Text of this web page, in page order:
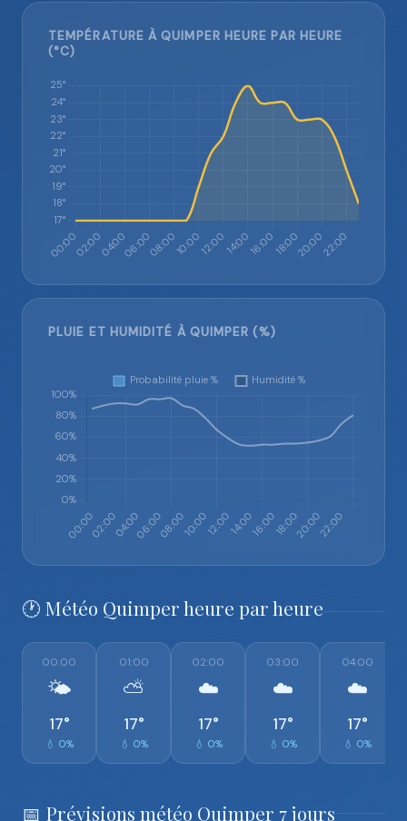
TEMPÉRATURE À QUIMPER HEURE PAR HEURE
(°C)
PLUIE ET HUMIDITÉ À QUIMPER (%)
🕐 Météo Quimper heure par heure
00:00
🌤️
17°
💧 0%
01:00
⛅
17°
💧 0%
02:00
☁️
17°
💧 0%
03:00
☁️
17°
💧 0%
04:00
☁️
17°
💧 0%
📅 Prévisions météo Quimper 7 jours